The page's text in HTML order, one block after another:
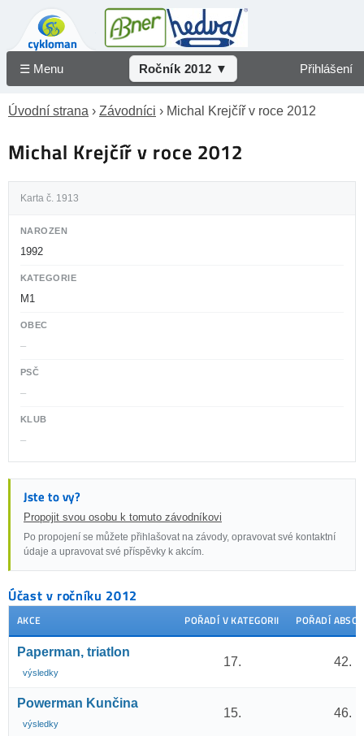
☰ Menu Ročník 2012 ▼ Přihlášení
Úvodní strana › Závodníci › Michal Krejčíř v roce 2012
Michal Krejčíř v roce 2012
Karta č. 1913
NAROZEN
1992
KATEGORIE
M1
OBEC
–
PSČ
–
KLUB
–
Jste to vy?
Propojit svou osobu k tomuto závodníkovi
Po propojení se můžete přihlašovat na závody, opravovat své kontaktní
údaje a upravovat své příspěvky k akcím.
Účast v ročníku 2012
AKCE POŘADÍ V KATEGORII POŘADÍ
Paperman, triatlon
výsledky
17. 42.
Powerman Kunčina
výsledky
15. 46.